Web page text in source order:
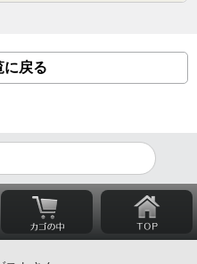
に戻る